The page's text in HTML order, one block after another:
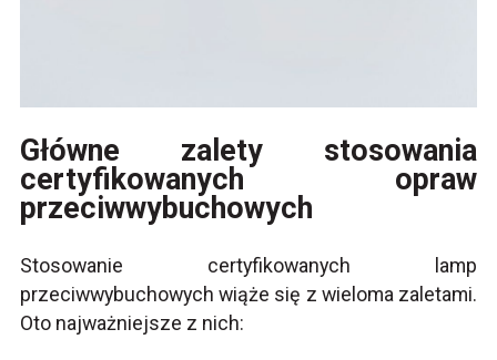
Główne zalety stosowania
certyfikowanych opraw
przeciwwybuchowych
Stosowanie certyfikowanych lamp
przeciwwybuchowych wiąże się z wieloma zaletami.
Oto najważniejsze z nich: